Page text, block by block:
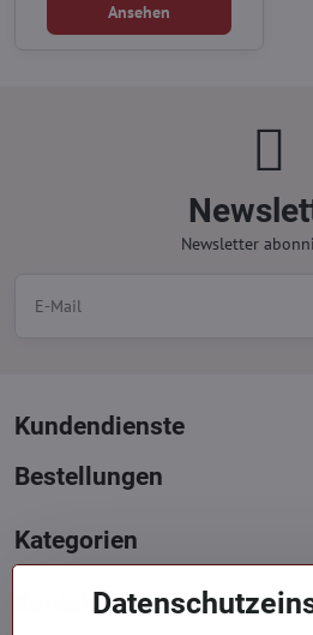
Ansehen
Newsletter
Kundendienste
Bestellungen
Kategorien
Kontakte